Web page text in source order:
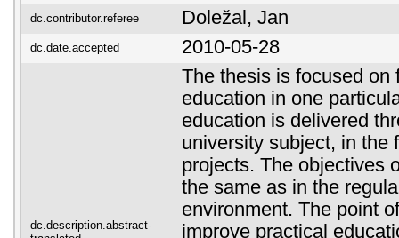
dc.contributor.referee Doležal, Jan
dc.date.accepted 2010-05-28
dc.description.abstract-
The thesis is focused on
education in one
education is delivered
university subject, in the
projects. The objectives
the same as in the
environment. The point
improve practical